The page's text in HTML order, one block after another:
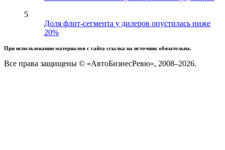
5
Доля флит-сегмента у дилеров опустилась ниже
20%
При использовании материалов с сайта ссылка на источник обязательна.
Все права защищены © «АвтоБизнесРевю», 2008–2026.